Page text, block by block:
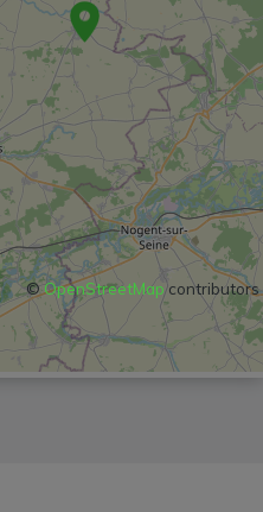
©OpenStreetMapcontributors